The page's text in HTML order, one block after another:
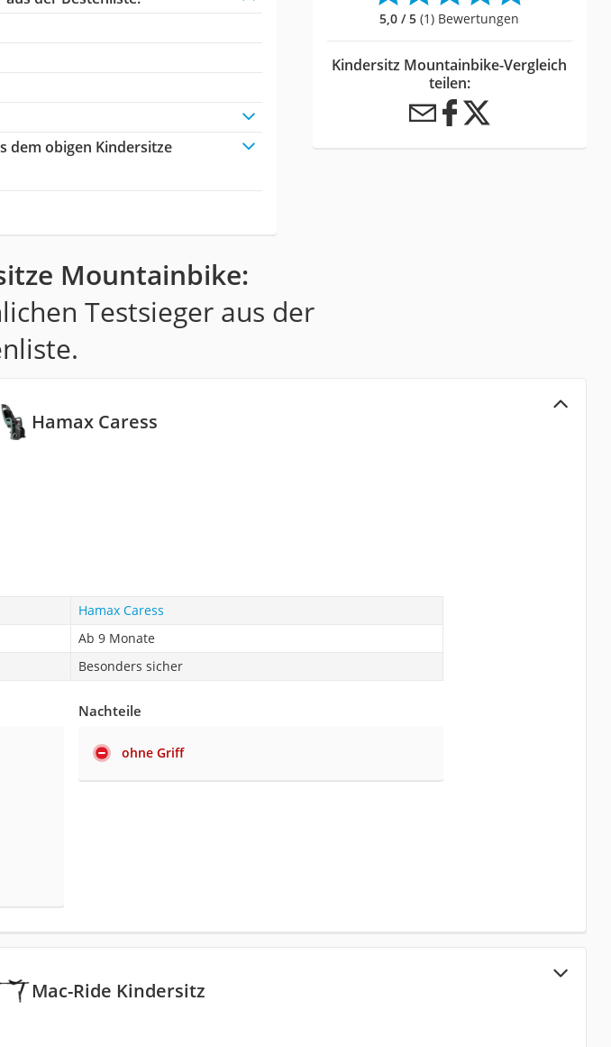
dem obigen Kindersitze
5,0 / 5 (1) Bewertungen
Kindersitz Mountainbike-Vergleich
teilen:
Mountainbike:
Testsieger aus der
Hamax Caress
Hamax Caress
Ab 9 Monate
Besonders sicher
Nachteile
ohne Griff
Mac-Ride Kindersitz